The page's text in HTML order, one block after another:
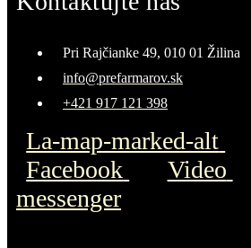
Pri Rajčianke 49, 010 01 Žilina
info@prefarmarov.sk
+421 917 121 398
La-map-marked-alt
Facebook
Video
messenger